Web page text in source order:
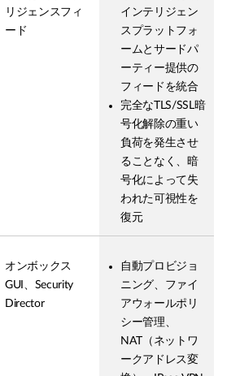
リジェンスフィ
ード
インテリジェン
スプラットフォ
ームとサードパ
ーティー提供の
フィードを統合
完全なTLS/SSL暗
号化解除の重い
負荷を発生させ
ることなく、暗
号化によって失
われた可視性を
復元
オンボックス
GUI、Security
Director
自動プロビジョ
ニング、ファイ
アウォールポリ
シー管理、
NAT（ネットワ
ークアドレス変